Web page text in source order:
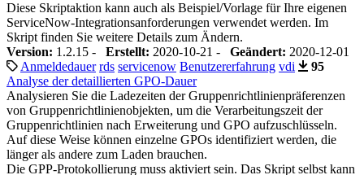
Diese Skriptaktion kann auch als Beispiel/Vorlage für Ihre eigenen
ServiceNow-Integrationsanforderungen verwendet werden. Im
Skript finden Sie weitere Details zum Ändern.
Version: 1.2.15 - Erstellt: 2020-10-21 - Geändert: 2020-12-01
Anmeldedauer rds servicenow Benutzererfahrung vdi
95
Analyse der detaillierten GPO-Dauer
Analysieren Sie die Ladezeiten der Gruppenrichtlinienpräferenzen
von Gruppenrichtlinienobjekten, um die Verarbeitungszeit der
Gruppenrichtlinien nach Erweiterung und GPO aufzuschlüsseln.
Auf diese Weise können einzelne GPOs identifiziert werden, die
länger als andere zum Laden brauchen.
Die GPP-Protokollierung muss aktiviert sein. Das Skript selbst kann